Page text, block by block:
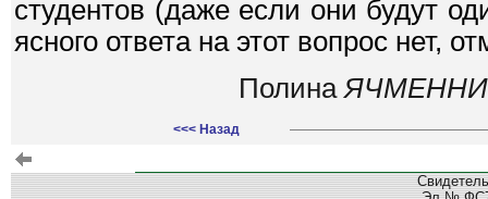
студентов (даже если они будут
ясного ответа на этот вопрос нет,
Полина
<<< Назад